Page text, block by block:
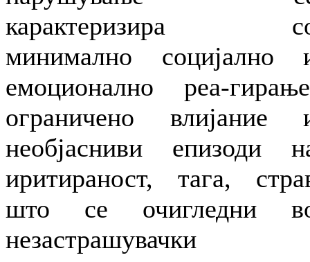
карактеризира
минимално социјално
емоционално реа-
ограничено влијание
необјасниви епизоди
иритираност, тага,
што се очигледни
незастрашувачки